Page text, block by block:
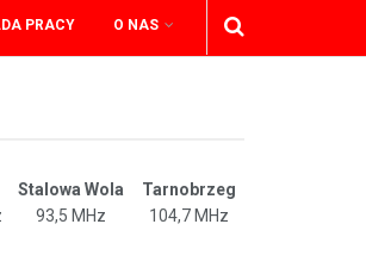
PRACY O NAS
Stalowa Wola
Tarnobrzeg
93,5 MHz 104,7 MHz